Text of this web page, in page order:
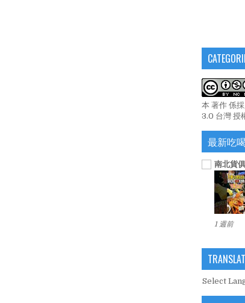
本 著作 係採
3.0 台灣 授
最新吃
南北貨
1 週前
Select